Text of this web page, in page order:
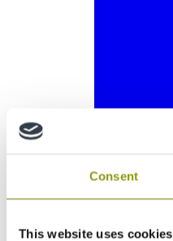
Consent
This website uses cookies